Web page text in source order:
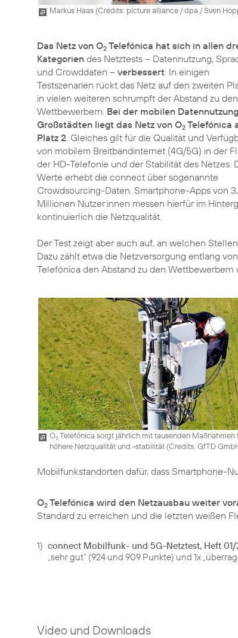
Markus Haas (Credits: picture alliance / dpa / Sven
Das Netz von O2 Telefónica hat sich in allen
Kategorien des Netztests – Datennutzung,
und Crowddaten – verbessert . In einigen
Testszenarien rückt das Netz auf den zweiten
in vielen weiteren schrumpft der Abstand zu den
Wettbewerbern. Bei der mobilen
Großstädten liegt das Netz von O2 Telefónica
Platz 2 . Gleiches gilt für die Qualität und
von mobilem Breitbandinternet (4G/5G) in der
der HD-Telefonie und der Stabilität des Netzes.
Werte erhebt die connect über sogenannte
Crowdsourcing-Daten. Smartphone-Apps von
Millionen Nutzer:innen messen hierfür im
kontinuierlich die Netzqualität.
Der Test zeigt aber auch auf, an welchen
Dazu zählt etwa die Netzversorgung entlang
Telefónica den Abstand zu den Wettbewerbern
O2Telefónica sorgt jährlich mit tausenden Maßnahmen
höhere Netzqualität und -stabilität (Credits: GfTD
Mobilfunkstandorten dafür, dass Smartphone-
O2 Telefónica wird den Netzausbau weiter
Standard zu erreichen und die letzten weißen
1) connect Mobilfunk- und 5G-Netztest, Heft 01/
„sehr gut“ (924 und 909 Punkte) und 1x
Video und Downloads